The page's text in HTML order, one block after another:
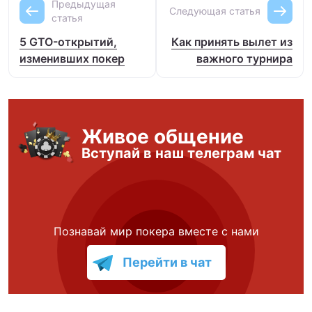
Предыдущая
статья
5 GTO-открытий,
изменивших покер
Следующая статья
Как принять вылет из
важного турнира
Живое общение
Вступай в наш телеграм чат
Познавай мир покера вместе с нами
Перейти в чат